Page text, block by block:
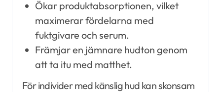
Ökar produktabsorptionen, vilket
maximerar fördelarna med
fuktgivare och serum.
Främjar en jämnare hudton genom
att ta itu med matthet.
För individer med känslig hud kan skonsam